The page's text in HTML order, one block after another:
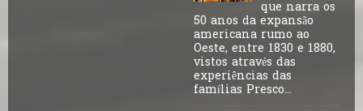
que narra os
50 anos da expansão
americana rumo ao
Oeste, entre 1830 e 1880,
vistos através das
experiências das
famílias Presco...